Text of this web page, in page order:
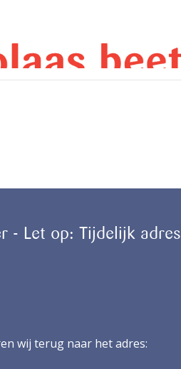
- Let op: Tijdelijk adres
wij terug naar het adres: